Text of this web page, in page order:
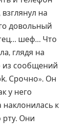
на
довольный
шеф… Что
глядя на
из сообщений
Срочно». Он
у него
наклонилась к
рту. Они